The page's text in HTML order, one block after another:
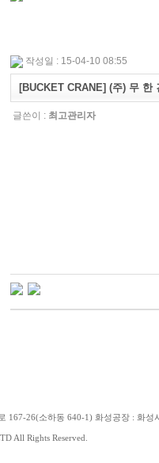
작성일 : 15-04-10 08:55
[BUCKET CRANE] (주) 무 한
글쓴이 : 최고관리자
167-26(소하동 640-1) 화성공장 : 화
All Rights Reserved.